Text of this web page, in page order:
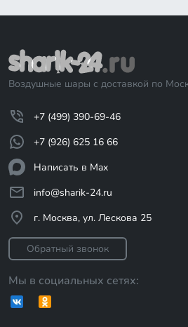
Воздушные шары с доставкой по
+7 (499) 390-69-46
+7 (926) 625 16 66
Написать в Max
info@sharik-24.ru
г. Москва, ул. Лескова 25
Обратный звонок
Мы в социальных сетях: